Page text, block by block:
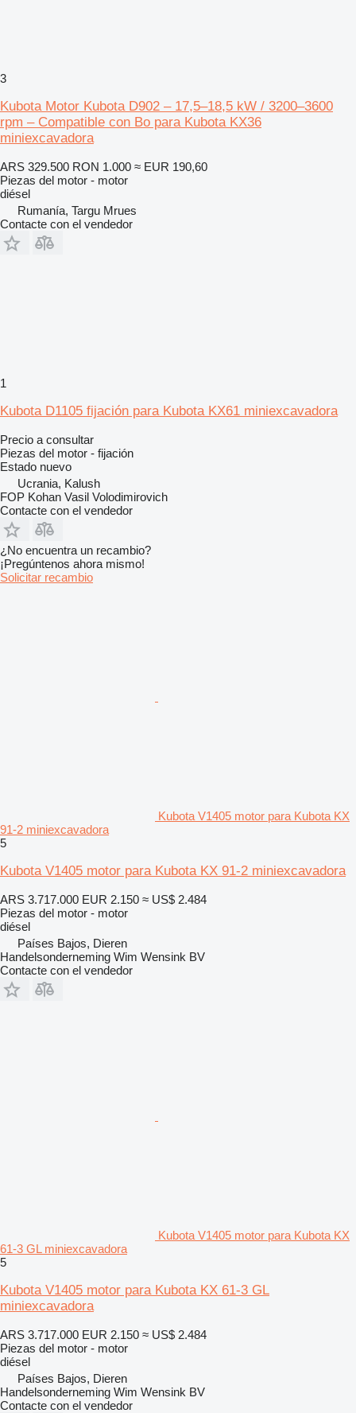
3
Kubota Motor Kubota D902 – 17,5–18,5 kW / 3200–3600
rpm – Compatible con Bo para Kubota KX36
miniexcavadora
ARS 329.500 RON 1.000 ≈ EUR 190,60
Piezas del motor - motor
diésel
Rumanía, Targu Mrues
Contacte con el vendedor
1
Kubota D1105 fijación para Kubota KX61 miniexcavadora
Precio a consultar
Piezas del motor - fijación
Estado nuevo
Ucrania, Kalush
FOP Kohan Vasil Volodimirovich
Contacte con el vendedor
¿No encuentra un recambio?
¡Pregúntenos ahora mismo!
Solicitar recambio
Kubota V1405 motor para Kubota KX
91-2 miniexcavadora
5
Kubota V1405 motor para Kubota KX 91-2 miniexcavadora
ARS 3.717.000 EUR 2.150 ≈ US$ 2.484
Piezas del motor - motor
diésel
Países Bajos, Dieren
Handelsonderneming Wim Wensink BV
Contacte con el vendedor
Kubota V1405 motor para Kubota KX
61-3 GL miniexcavadora
5
Kubota V1405 motor para Kubota KX 61-3 GL
miniexcavadora
ARS 3.717.000 EUR 2.150 ≈ US$ 2.484
Piezas del motor - motor
diésel
Países Bajos, Dieren
Handelsonderneming Wim Wensink BV
Contacte con el vendedor